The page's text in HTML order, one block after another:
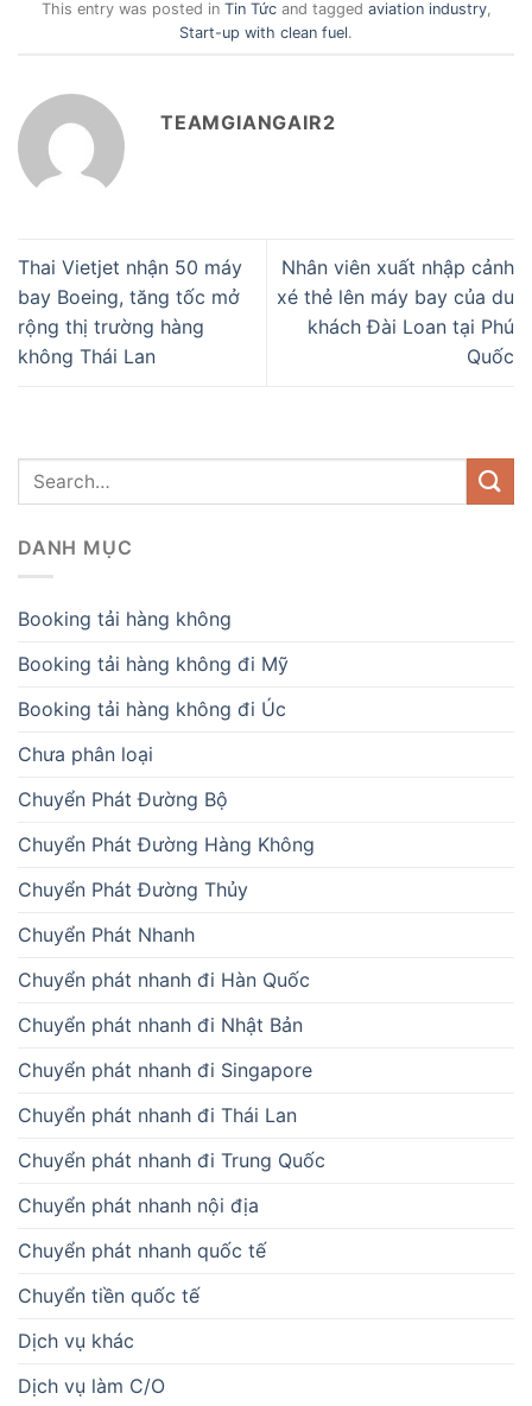
This entry was posted in Tin Tứcand tagged aviation industry,
Start-up with clean fuel.
TEAMGIANGAIR2
Thai Vietjet nhận 50 máy
bay Boeing, tăng tốc mở
rộng thị trường hàng
không Thái Lan
Nhân viên xuất nhập cảnh
xé thẻ lên máy bay của du
khách Đài Loan tại Phú
Quốc
DANH MỤC
Booking tải hàng không
Booking tải hàng không đi Mỹ
Booking tải hàng không đi Úc
Chưa phân loại
Chuyển Phát Đường Bộ
Chuyển Phát Đường Hàng Không
Chuyển Phát Đường Thủy
Chuyển Phát Nhanh
Chuyển phát nhanh đi Hàn Quốc
Chuyển phát nhanh đi Nhật Bản
Chuyển phát nhanh đi Singapore
Chuyển phát nhanh đi Thái Lan
Chuyển phát nhanh đi Trung Quốc
Chuyển phát nhanh nội địa
Chuyển phát nhanh quốc tế
Chuyển tiền quốc tế
Dịch vụ khác
Dịch vụ làm C/O